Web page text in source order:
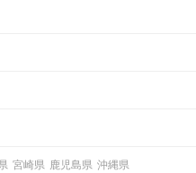
宮崎県 鹿児島県 沖縄県